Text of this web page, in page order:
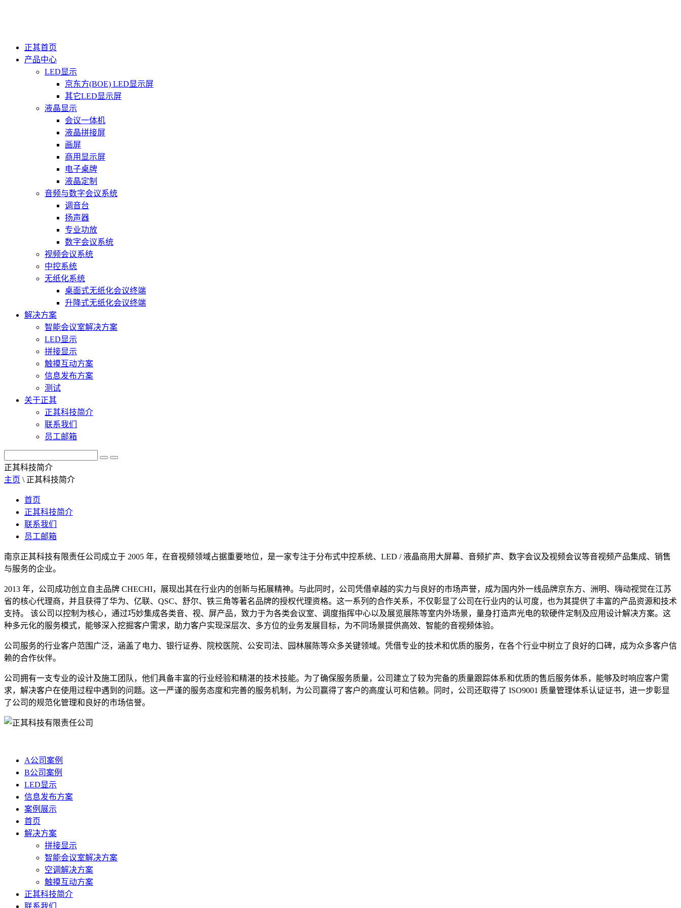
正其首页
产品中心
LED显示
京东方(BOE) LED显示屏
其它LED显示屏
液晶显示
会议一体机
液晶拼接屏
画屏
商用显示屏
电子桌牌
液晶定制
音频与数字会议系统
调音台
扬声器
专业功放
数字会议系统
视频会议系统
中控系统
无纸化系统
桌面式无纸化会议终端
升降式无纸化会议终端
解决方案
智能会议室解决方案
LED显示
拼接显示
触摸互动方案
信息发布方案
测试
关于正其
正其科技简介
联系我们
员工邮箱
正其科技简介
主页 \ 正其科技简介
首页
正其科技简介
联系我们
员工邮箱
南京正其科技有限责任公司成立于 2005 年，在音视频领域占据重要地位，是一家专注于分布式中控系统、LED / 液晶商用大屏幕、音频扩声、数字会议及视频会议等音视频产品集成、销售
与服务的企业。
2013 年，公司成功创立自主品牌 CHECHI，展现出其在行业内的创新与拓展精神。与此同时，公司凭借卓越的实力与良好的市场声誉，成为国内外一线品牌京东方、洲明、嗨动视觉在江苏
省的核心代理商，并且获得了华为、亿联、QSC、舒尔、铁三角等著名品牌的授权代理资格。这一系列的合作关系，不仅彰显了公司在行业内的认可度，也为其提供了丰富的产品资源和技术
支持。 该公司以控制为核心，通过巧妙集成各类音、视、屏产品，致力于为各类会议室、调度指挥中心以及展览展陈等室内外场景，量身打造声光电的软硬件定制及应用设计解决方案。这
种多元化的服务模式，能够深入挖掘客户需求，助力客户实现深层次、多方位的业务发展目标，为不同场景提供高效、智能的音视频体验。
公司服务的行业客户范围广泛，涵盖了电力、银行证券、院校医院、公安司法、园林展陈等众多关键领域。凭借专业的技术和优质的服务，在各个行业中树立了良好的口碑，成为众多客户信
赖的合作伙伴。
公司拥有一支专业的设计及施工团队，他们具备丰富的行业经验和精湛的技术技能。为了确保服务质量，公司建立了较为完备的质量跟踪体系和优质的售后服务体系，能够及时响应客户需
求，解决客户在使用过程中遇到的问题。这一严谨的服务态度和完善的服务机制，为公司赢得了客户的高度认可和信赖。同时，公司还取得了 ISO9001 质量管理体系认证证书，进一步彰显
了公司的规范化管理和良好的市场信誉。
A公司案例
B公司案例
LED显示
信息发布方案
案例展示
首页
解决方案
拼接显示
智能会议室解决方案
空调解决方案
触摸互动方案
正其科技简介
联系我们